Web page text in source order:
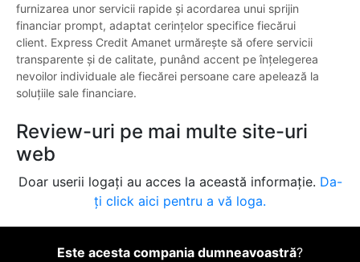
furnizarea unor servicii rapide și acordarea unui sprijin
financiar prompt, adaptat cerințelor specifice fiecărui
client. Express Credit Amanet urmărește să ofere servicii
transparente și de calitate, punând accent pe înțelegerea
nevoilor individuale ale fiecărei persoane care apelează la
soluțiile sale financiare.
Review-uri pe mai multe site-uri
web
Doar userii logați au acces la această informație. Da-
ți click aici pentru a vă loga.
Este acesta compania dumneavoastră?